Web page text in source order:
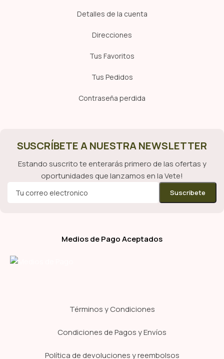
Detalles de la cuenta
Direcciones
Tus Favoritos
Tus Pedidos
Contraseña perdida
SUSCRÍBETE A NUESTRA NEWSLETTER
Estando suscrito te enterarás primero de las ofertas y
oportunidades que lanzamos en la Vete!
Medios de Pago Aceptados
Términos y Condiciones
Condiciones de Pagos y Envíos
Política de devoluciones y reembolsos